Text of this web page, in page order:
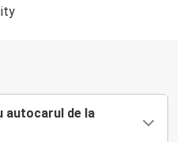
autocarul de la